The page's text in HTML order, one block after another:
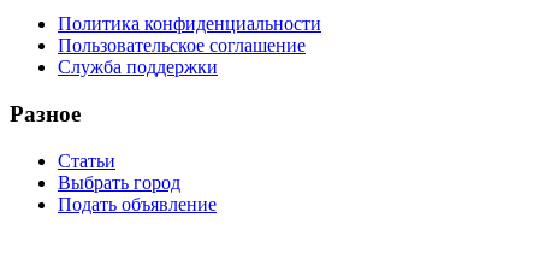
Политика конфиденциальности
Пользовательское соглашение
Служба поддержки
Разное
Статьи
Выбрать город
Подать объявление